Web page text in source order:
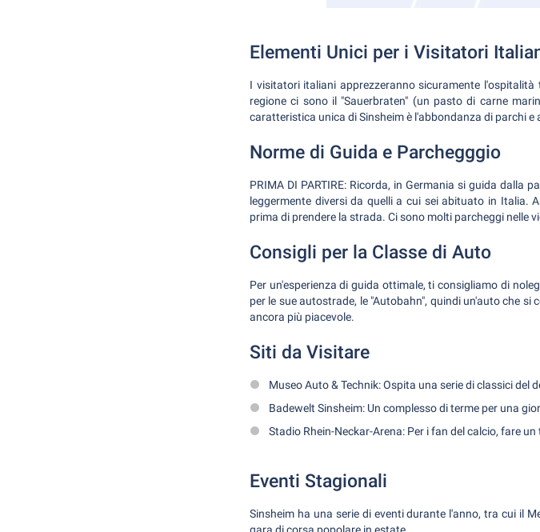
Elementi Unici per i Visitatori
I visitatori italiani apprezzeranno sicuramente
regione ci sono il "Sauerbraten" (un pasto di carne
caratteristica unica di Sinsheim è l'abbondanza di parchi e
Norme di Guida e Parchegggio
PRIMA DI PARTIRE: Ricorda, in Germania si guida dalla
leggermente diversi da quelli a cui sei abituato in Italia.
prima di prendere la strada. Ci sono molti parcheggi nelle
Consigli per la Classe di Auto
Per un'esperienza di guida ottimale, ti consigliamo di
per le sue autostrade, le "Autobahn", quindi un'auto che
ancora più piacevole.
Siti da Visitare
Museo Auto & Technik: Ospita una serie di classici del
Badewelt Sinsheim: Un complesso di terme per una
Stadio Rhein-Neckar-Arena: Per i fan del calcio, fare
Eventi Stagionali
Sinsheim ha una serie di eventi durante l'anno, tra cui il